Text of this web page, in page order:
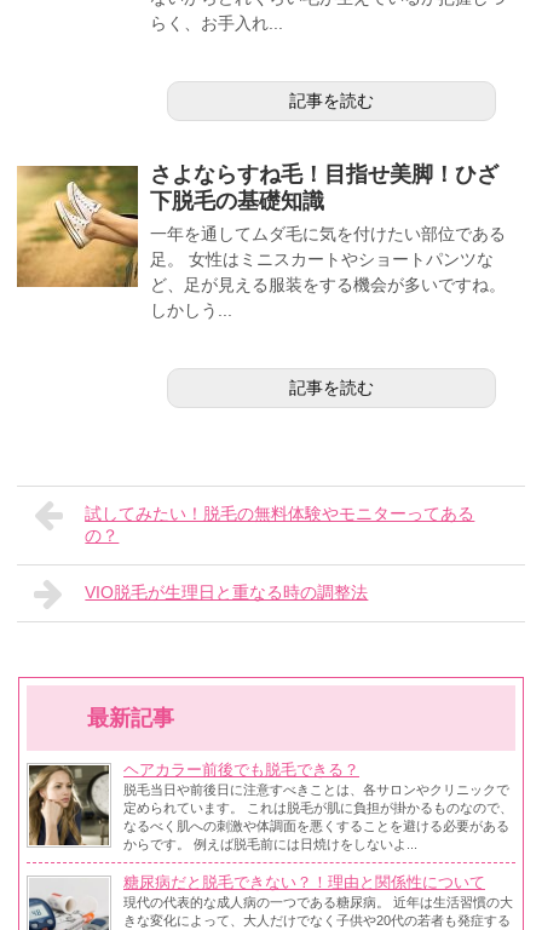
らく、お手入れ...
記事を読む
さよならすね毛！目指せ美脚！ひざ
下脱毛の基礎知識
一年を通してムダ毛に気を付けたい部位である
足。 女性はミニスカートやショートパンツな
ど、足が見える服装をする機会が多いですね。
しかしう...
記事を読む
試してみたい！脱毛の無料体験やモニターってある
の？
VIO脱毛が生理日と重なる時の調整法
最新記事
ヘアカラー前後でも脱毛できる？
脱毛当日や前後日に注意すべきことは、各サロンやクリニックで
定められています。 これは脱毛が肌に負担が掛かるものなので、
なるべく肌への刺激や体調面を悪くすることを避ける必要がある
からです。 例えば脱毛前には日焼けをしないよ...
糖尿病だと脱毛できない？！理由と関係性について
現代の代表的な成人病の一つである糖尿病。 近年は生活習慣の大
きな変化によって、大人だけでなく子供や20代の若者も発症する